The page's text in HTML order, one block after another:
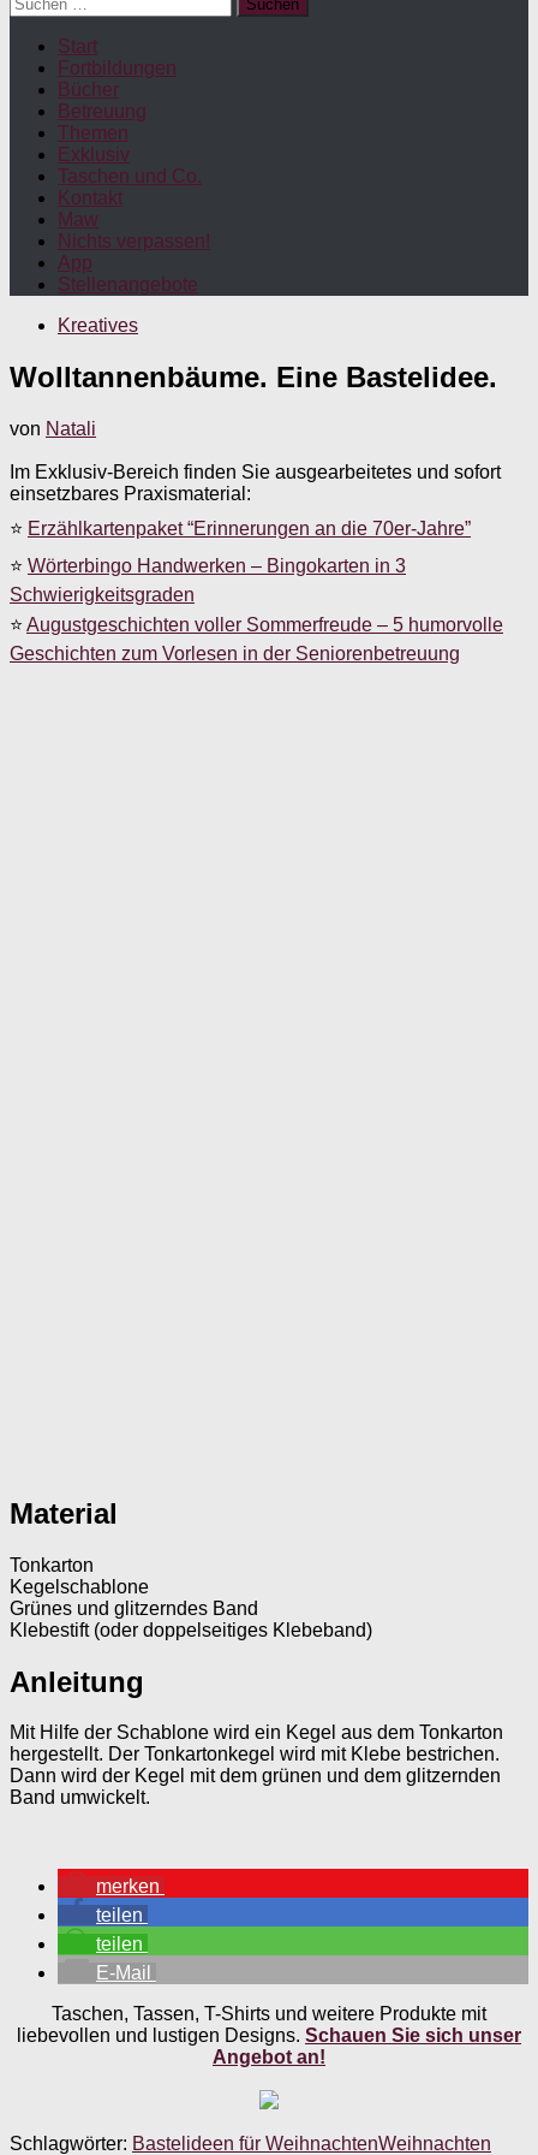
nach:
Start
Fortbildungen
Bücher
Betreuung
Themen
Exklusiv
Taschen und Co.
Kontakt
Maw
Nichts verpassen!
App
Stellenangebote
Kreatives
Wolltannenbäume. Eine Bastelidee.
von Natali
Im Exklusiv-Bereich finden Sie ausgearbeitetes und sofort
einsetzbares Praxismaterial:
⭐ Erzählkartenpaket “Erinnerungen an die 70er-Jahre”
⭐ Wörterbingo Handwerken – Bingokarten in 3
Schwierigkeitsgraden
⭐ Augustgeschichten voller Sommerfreude – 5 humorvolle
Geschichten zum Vorlesen in der Seniorenbetreuung
Material
Tonkarton
Kegelschablone
Grünes und glitzerndes Band
Klebestift (oder doppelseitiges Klebeband)
Anleitung
Mit Hilfe der Schablone wird ein Kegel aus dem Tonkarton
hergestellt. Der Tonkartonkegel wird mit Klebe bestrichen.
Dann wird der Kegel mit dem grünen und dem glitzernden
Band umwickelt.
merken
teilen
teilen
E-Mail
Taschen, Tassen, T-Shirts und weitere Produkte mit
liebevollen und lustigen Designs. Schauen Sie sich unser
Angebot an!
Schlagwörter: Bastelideen für WeihnachtenWeihnachten